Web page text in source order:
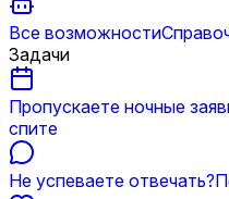
Все возможности
Задачи
Пропускаете ночные
спите
Не успеваете отвечать?